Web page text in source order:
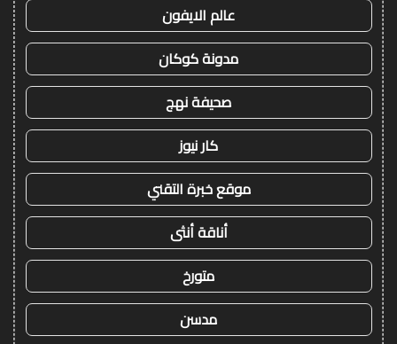
عالم الايفون
مدونة كوكان
صحيفة نهج
كار نيوز
موقع خبرة التقني
أناقة أنثى
متورخ
مدسن